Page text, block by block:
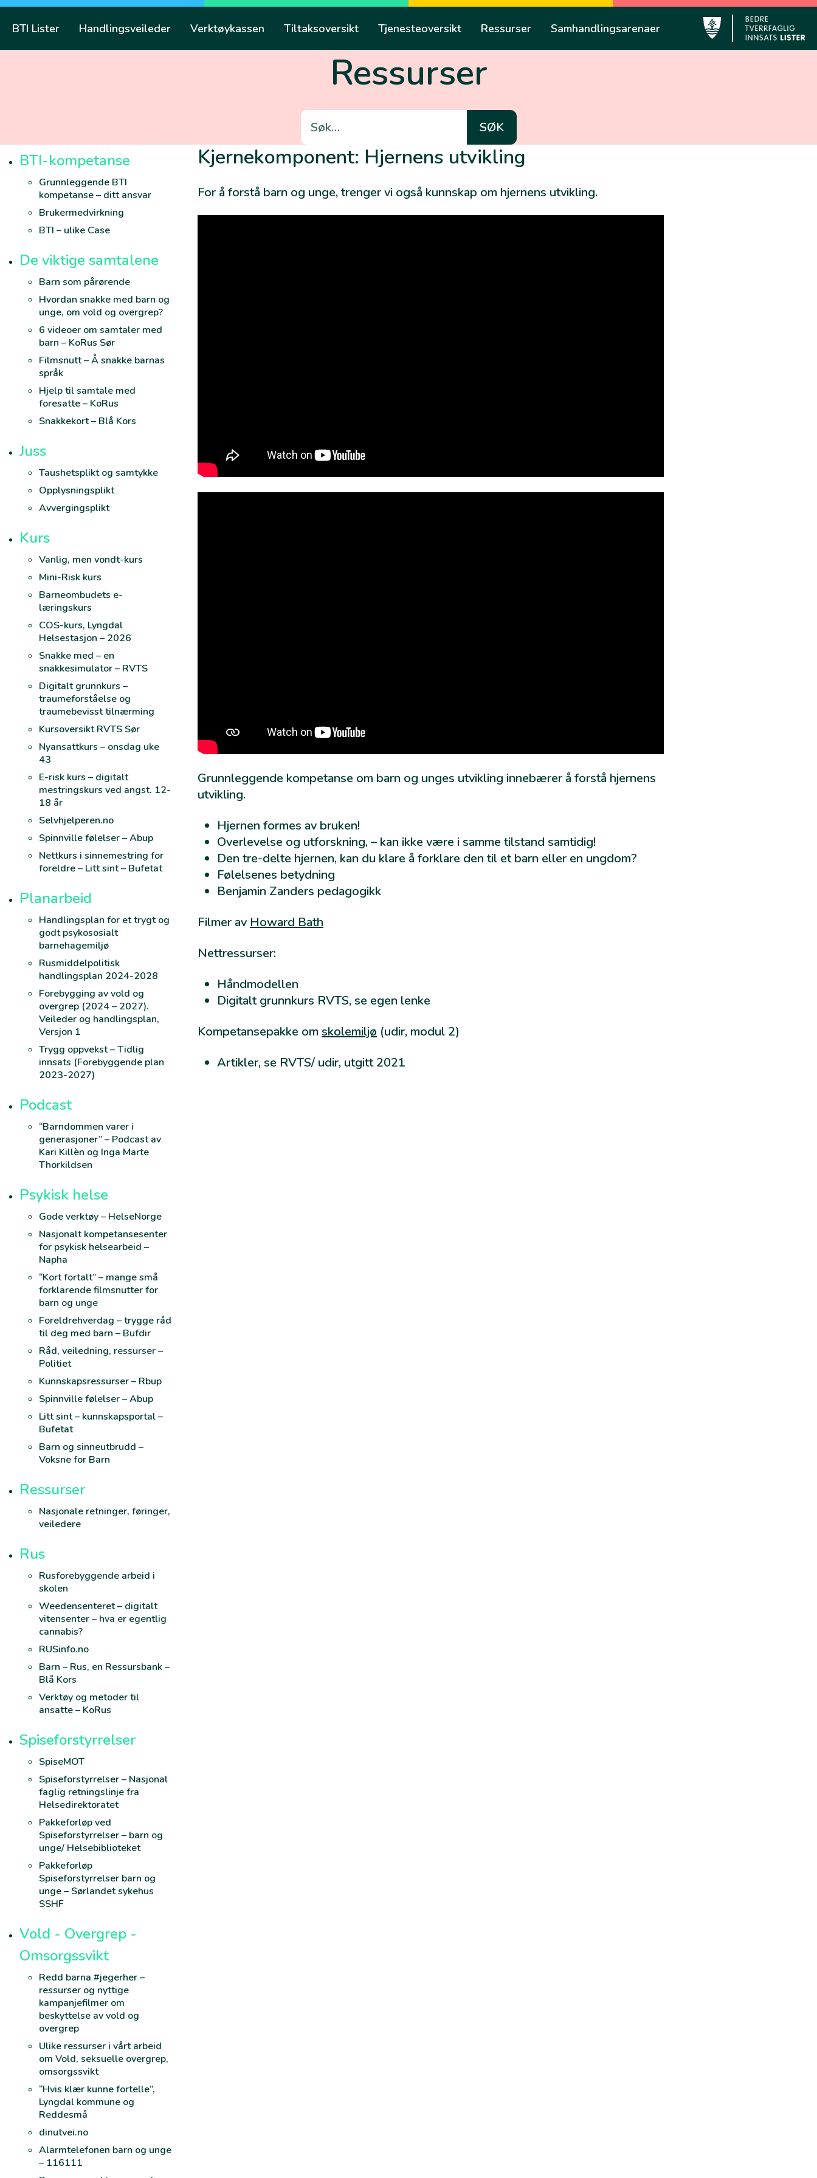
Skip
content
BTI Lister Handlingsveileder Verktøykassen Tiltaksoversikt Tjenesteoversikt Ressurser Samhandlingsarenaer
Lyngdal
Ressurser
Søk
etter:
BTI-kompetanse
Grunnleggende BTI
kompetanse – ditt ansvar
Brukermedvirkning
BTI – ulike Case
De viktige samtalene
Barn som pårørende
Hvordan snakke med barn og
unge, om vold og overgrep?
6 videoer om samtaler med
barn – KoRus Sør
Filmsnutt – Å snakke barnas
språk
Hjelp til samtale med
foresatte – KoRus
Snakkekort – Blå Kors
Juss
Taushetsplikt og samtykke
Opplysningsplikt
Avvergingsplikt
Kurs
Vanlig, men vondt-kurs
Mini-Risk kurs
Barneombudets e-
læringskurs
COS-kurs, Lyngdal
Helsestasjon – 2026
Snakke med – en
snakkesimulator – RVTS
Digitalt grunnkurs –
traumeforståelse og
traumebevisst tilnærming
Kursoversikt RVTS Sør
Nyansattkurs – onsdag uke
43
E-risk kurs – digitalt
mestringskurs ved angst. 12-
18 år
Selvhjelperen.no
Spinnville følelser – Abup
Nettkurs i sinnemestring for
foreldre – Litt sint – Bufetat
Planarbeid
Handlingsplan for et trygt og
godt psykososialt
barnehagemiljø
Rusmiddelpolitisk
handlingsplan 2024-2028
Forebygging av vold og
overgrep (2024 – 2027).
Veileder og handlingsplan,
Versjon 1
Trygg oppvekst – Tidlig
innsats (Forebyggende plan
2023-2027)
Podcast
“Barndommen varer i
generasjoner” – Podcast av
Kari Killèn og Inga Marte
Thorkildsen
Psykisk helse
Gode verktøy – HelseNorge
Nasjonalt kompetansesenter
for psykisk helsearbeid –
Napha
“Kort fortalt” – mange små
forklarende filmsnutter for
barn og unge
Foreldrehverdag – trygge råd
til deg med barn – Bufdir
Råd, veiledning, ressurser –
Politiet
Kunnskapsressurser – Rbup
Spinnville følelser – Abup
Litt sint – kunnskapsportal –
Bufetat
Barn og sinneutbrudd –
Voksne for Barn
Ressurser
Nasjonale retninger, føringer,
veiledere
Rus
Rusforebyggende arbeid i
skolen
Weedensenteret – digitalt
vitensenter – hva er egentlig
cannabis?
RUSinfo.no
Barn – Rus, en Ressursbank –
Blå Kors
Verktøy og metoder til
ansatte – KoRus
Spiseforstyrrelser
SpiseMOT
Spiseforstyrrelser – Nasjonal
faglig retningslinje fra
Helsedirektoratet
Pakkeforløp ved
Spiseforstyrrelser – barn og
unge/ Helsebiblioteket
Pakkeforløp
Spiseforstyrrelser barn og
unge – Sørlandet sykehus
SSHF
Vold - Overgrep -
Omsorgssvikt
Redd barna #jegerher –
ressurser og nyttige
kampanjefilmer om
beskyttelse av vold og
overgrep
Ulike ressurser i vårt arbeid
om Vold, seksuelle overgrep,
omsorgssvikt
“Hvis klær kunne fortelle”,
Lyngdal kommune og
Reddesmå
dinutvei.no
Alarmtelefonen barn og unge
– 116111
Kjernekomponent: Hjernens utvikling
For å forstå barn og unge, trenger vi også kunnskap om hjernens utvikling.
Grunnleggende kompetanse om barn og unges utvikling innebærer å forstå hjernens
utvikling.
Hjernen formes av bruken!
Overlevelse og utforskning, – kan ikke være i samme tilstand samtidig!
Den tre-delte hjernen, kan du klare å forklare den til et barn eller en ungdom?
Følelsenes betydning
Benjamin Zanders pedagogikk
Filmer av Howard Bath
Nettressurser:
Håndmodellen
Digitalt grunnkurs RVTS, se egen lenke
Kompetansepakke om skolemiljø (udir, modul 2)
Artikler, se RVTS/ udir, utgitt 2021